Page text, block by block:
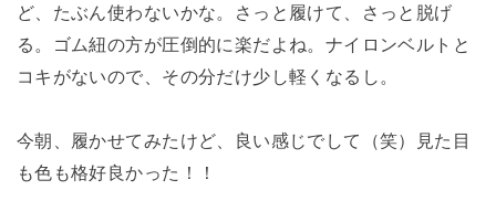
ど、たぶん使わないかな。さっと履けて、さっと脱げ
る。ゴム紐の方が圧倒的に楽だよね。ナイロンベルトと
コキがないので、その分だけ少し軽くなるし。
今朝、履かせてみたけど、良い感じでして（笑）見た目
も色も格好良かった！！